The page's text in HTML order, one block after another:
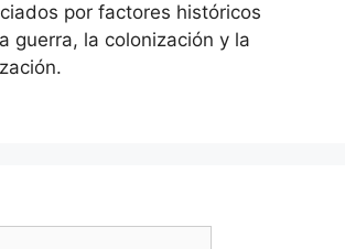
por factores históricos
guerra, la colonización y la